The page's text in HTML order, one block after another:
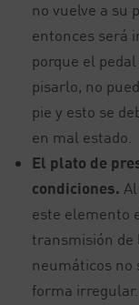
no vuelve a su
entonces será
porque el
pisarlo, no
pie y esto se
en mal estado.
El plato de
condiciones.
este elemento
transmisión de
neumáticos no
forma irregular.